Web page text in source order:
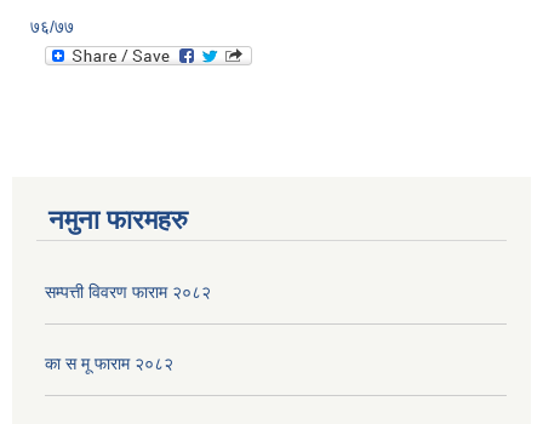
७६/७७
नमुना फारमहरु
सम्पत्ती विवरण फाराम २०८२
का स मू फाराम २०८२